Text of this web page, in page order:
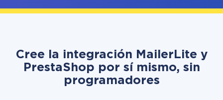
Cree la integración MailerLite y
PrestaShop por sí mismo, sin
programadores